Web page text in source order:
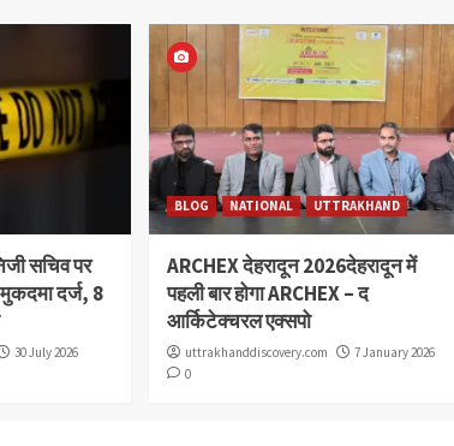
सचिव पर
दर्ज, 8
30 July 2026
BLOG NATIONAL UTTRAKHAND
ARCHEX देहरादून 2026देहरादून में
पहली बार होगा ARCHEX – द
आर्किटेक्चरल एक्सपो
uttrakhanddiscovery.com
7 January 2026
0